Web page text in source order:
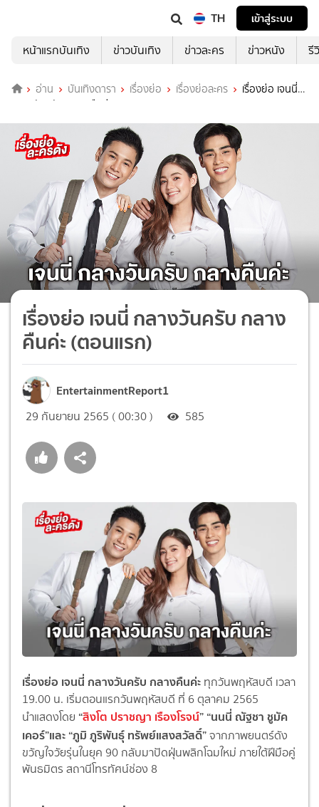
TH
เข้าสู่ระบบ
หน้าแรกบันเทิง
ข่าวบันเทิง ข่าวละคร ข่าวหนัง รี
อ่าน บันเทิงดารา เรื่องย่อ เรื่องย่อละคร
เรื่องย่อ เจนนี่
กลางวันครับ กลางคืนค่ะ (ตอนแรก)
เรื่องย่อ เจนนี่ กลางวันครับ กลาง
คืนค่ะ (ตอนแรก)
EntertainmentReport1
29 กันยายน 2565 ( 00:30 ) 585
เรื่องย่อ เจนนี่ กลางวันครับ กลางคืนค่ะ ทุกวันพฤหัสบดี เวลา
19.00 น. เริ่มตอนแรกวันพฤหัสบดี ที่ 6 ตุลาคม 2565
นำแสดงโดย “สิงโต ปราชญา เรืองโรจน์”“นนนี่ณัฐชา ชูมัค
เคอร์”และ“ภูมิ ภูริพันธุ์ ทรัพย์แสงสวัสดิ์”จากภาพยนตร์ดัง
ขวัญใจวัยรุ่นในยุค 90 กลับมาปัดฝุ่นพลิกโฉมใหม่ ภายใต้ฝีมือคู่
พันธมิตร สถานีโทรทัศน์ช่อง 8